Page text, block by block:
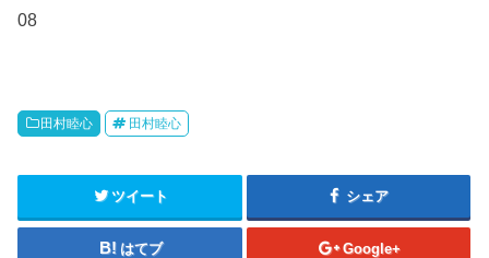
08
田村睦心 田村睦心
ツイート シェア
はてブ Google+